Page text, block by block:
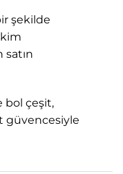
şekilde
satın
bol çeşit,
güvencesiyle